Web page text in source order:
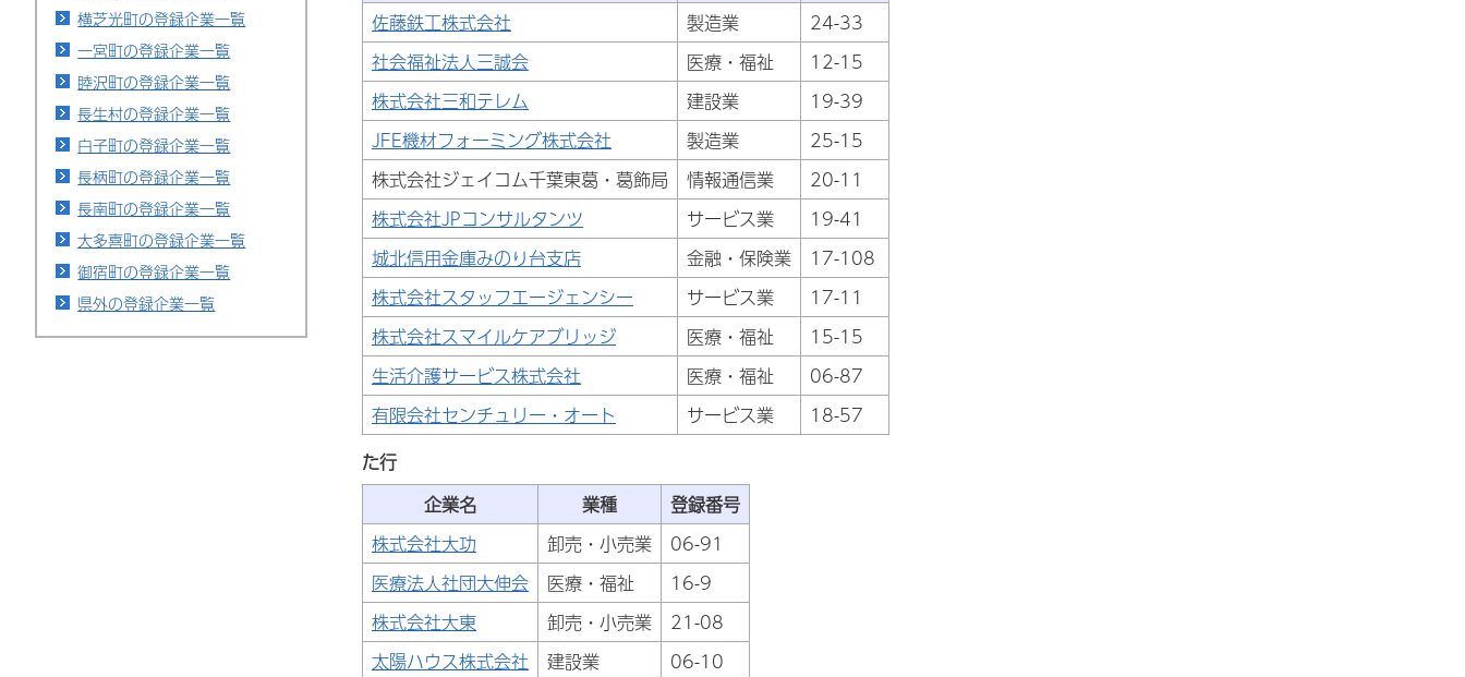
横芝光町の登録企業一覧
一宮町の登録企業一覧
睦沢町の登録企業一覧
長生村の登録企業一覧
白子町の登録企業一覧
長柄町の登録企業一覧
長南町の登録企業一覧
大多喜町の登録企業一覧
御宿町の登録企業一覧
県外の登録企業一覧
佐藤鉄工株式会社
製造業
24-33
社会福祉法人三誠会
医療・福祉
12-15
株式会社三和テレム
建設業
19-39
JFE機材フォーミング株式会社
製造業
25-15
株式会社ジェイコム千葉東葛・葛飾局
情報通信業
20-11
株式会社JPコンサルタンツ
サービス業
19-41
城北信用金庫みのり台支店
金融・保険業
17-108
株式会社スタッフエージェンシー
サービス業
17-11
株式会社スマイルケアブリッジ
医療・福祉
15-15
生活介護サービス株式会社
医療・福祉
06-87
有限会社センチュリー・オート
サービス業
18-57
た行
企業名
業種
登録番号
株式会社大功
卸売・小売業
06-91
医療法人社団大伸会
医療・福祉
16-9
株式会社大東
卸売・小売業
21-08
太陽ハウス株式会社
建設業
06-10